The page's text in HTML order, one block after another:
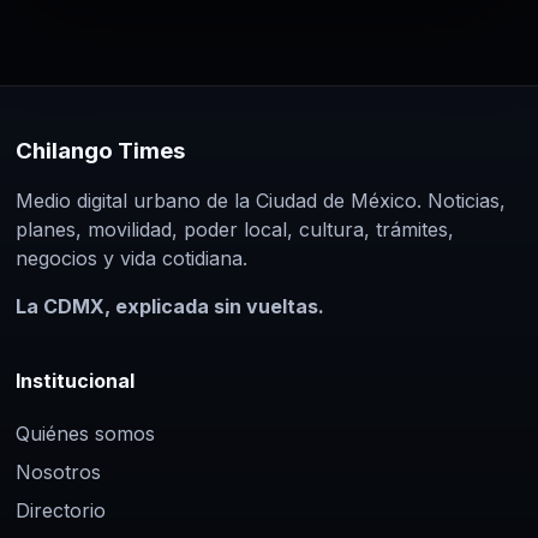
Chilango Times
Medio digital urbano de la Ciudad de México. Noticias,
planes, movilidad, poder local, cultura, trámites,
negocios y vida cotidiana.
La CDMX, explicada sin vueltas.
Institucional
Quiénes somos
Nosotros
Directorio